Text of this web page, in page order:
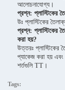
আলোচনাযোগ্য।
প্রশ্ন: প্লাস্টিকের
উঃ প্লাস্টিকের
প্রশ্ন: প্লাস্টিকের
করা হয়?
উত্তরঃ প্লাস্টিকের
প্যাকেজ করা হয় এবং
শর্তগুলি TT।
Tags: